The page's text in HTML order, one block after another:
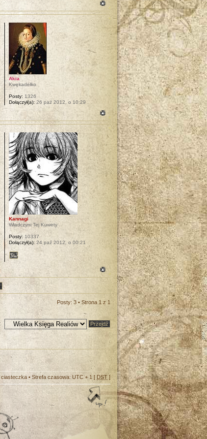
Akia
Kwękadełko
Posty: 1326
Dołączył(a): 26 paź 2012, o 10:29
Kannagi
Władczyni Tej Kuwety
Posty: 10337
Dołączył(a): 24 paź 2012, o 00:21
Posty: 3 • Strona 1 z 1
ciasteczka• Strefa czasowa: UTC + 1 [ DST ]